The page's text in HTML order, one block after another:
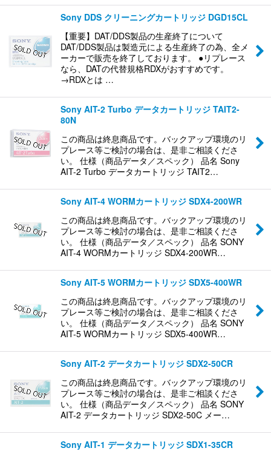
Sony DDS クリーニングカートリッジ DGD15CL
【重要】DAT/DDS製品の生産終了について
DAT/DDS製品は製造元による生産終了の為、全メ
ーカーで販売を終了しております。 ●リプレース
なら、DATの代替規格RDXがおすすめです。
→RDXとは …
Sony AIT-2 Turbo データカートリッジ TAIT2-
80N
この商品は終息商品です。バックアップ環境のリ
プレース等ご検討の場合は、是非ご相談くださ
い。 仕様（商品データ／スペック） 品名 Sony
AIT-2 Turbo データカートリッジ TAIT2…
Sony AIT-4 WORMカートリッジ SDX4-200WR
この商品は終息商品です。バックアップ環境のリ
プレース等ご検討の場合は、是非ご相談くださ
い。 仕様（商品データ／スペック） 品名 SONY
AIT-4 WORMカートリッジ SDX4-200WR…
Sony AIT-5 WORMカートリッジ SDX5-400WR
この商品は終息商品です。バックアップ環境のリ
プレース等ご検討の場合は、是非ご相談くださ
い。 仕様（商品データ／スペック） 品名 SONY
AIT-5 WORMカートリッジ SDX5-400WR…
Sony AIT-2 データカートリッジ SDX2-50CR
この商品は終息商品です。バックアップ環境のリ
プレース等ご検討の場合は、是非ご相談くださ
い。 仕様（商品データ／スペック） 品名 SONY
AIT-2 データカートリッジ SDX2-50C メー…
Sony AIT-1 データカートリッジ SDX1-35CR